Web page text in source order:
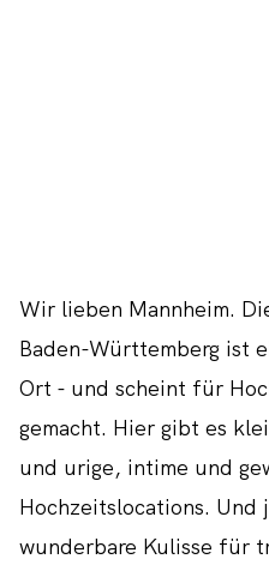
Wir lieben Mannheim.
Baden-Württemberg ist
Ort - und scheint für
gemacht. Hier gibt es
und urige, intime und
Hochzeitslocations.
wunderbare Kulisse für